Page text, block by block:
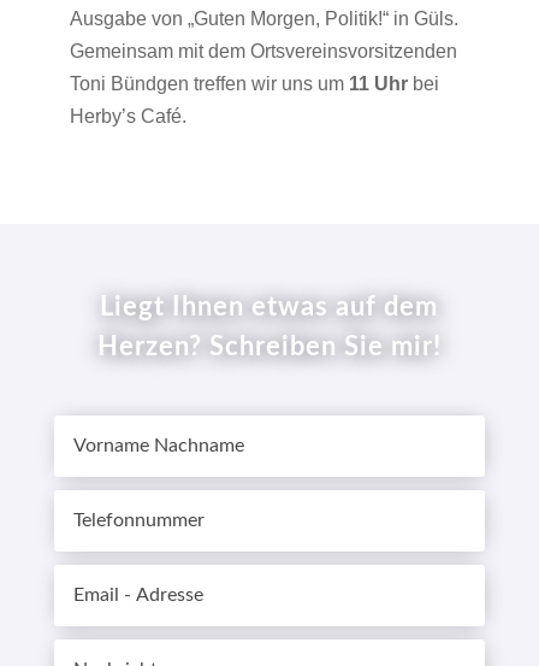
Ausgabe von „Guten Morgen, Politik!“ in Güls.
Gemeinsam mit dem Ortsvereinsvorsitzenden
Toni Bündgen treffen wir uns um 11 Uhrbei
Herby’s Café.
Liegt Ihnen etwas auf dem
Herzen? Schreiben Sie mir!